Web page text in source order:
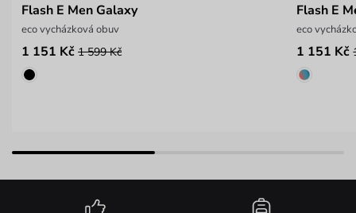
Flash E Men Galaxy
eco vycházková obuv
1 151 Kč 1 599 Kč
Flash E
eco
1 151 Kč